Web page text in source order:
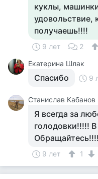
куклы,
удовольствие,
получаешь!!!!
9 лет 2
Екатерина Шлак
Спасибо 9
Станислав Кабанов
Я всегда за
голодовки!!!!!
9 лет 1